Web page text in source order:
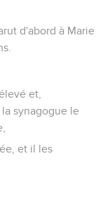
d'abord à Marie
et,
synagogue le
et il les